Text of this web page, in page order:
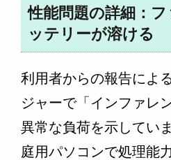
性能問題の詳細：
ッテリーが溶ける
利用者からの報告によ
ジャーで「インファレ
異常な負荷を示してい
庭用パソコンで処理能